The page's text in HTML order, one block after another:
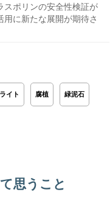
スポリンの安全性検証が
に新たな展開が期待さ
イト 腐植 緑泥石
思うこと